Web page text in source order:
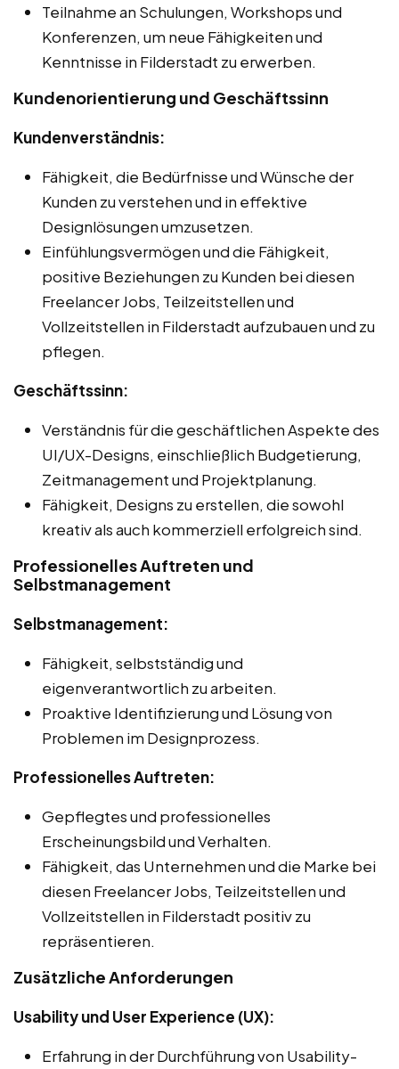
Teilnahme an Schulungen, Workshops und
Konferenzen, um neue Fähigkeiten und
Kenntnisse in Filderstadt zu erwerben.
Kundenorientierung und Geschäftssinn
Kundenverständnis:
Fähigkeit, die Bedürfnisse und Wünsche der
Kunden zu verstehen und in effektive
Designlösungen umzusetzen.
Einfühlungsvermögen und die Fähigkeit,
positive Beziehungen zu Kunden bei diesen
Freelancer Jobs, Teilzeitstellen und
Vollzeitstellen in Filderstadt aufzubauen und zu
pflegen.
Geschäftssinn:
Verständnis für die geschäftlichen Aspekte des
UI/UX-Designs, einschließlich Budgetierung,
Zeitmanagement und Projektplanung.
Fähigkeit, Designs zu erstellen, die sowohl
kreativ als auch kommerziell erfolgreich sind.
Professionelles Auftreten und
Selbstmanagement
Selbstmanagement:
Fähigkeit, selbstständig und
eigenverantwortlich zu arbeiten.
Proaktive Identifizierung und Lösung von
Problemen im Designprozess.
Professionelles Auftreten:
Gepflegtes und professionelles
Erscheinungsbild und Verhalten.
Fähigkeit, das Unternehmen und die Marke bei
diesen Freelancer Jobs, Teilzeitstellen und
Vollzeitstellen in Filderstadt positiv zu
repräsentieren.
Zusätzliche Anforderungen
Usability und User Experience (UX):
Erfahrung in der Durchführung von Usability-